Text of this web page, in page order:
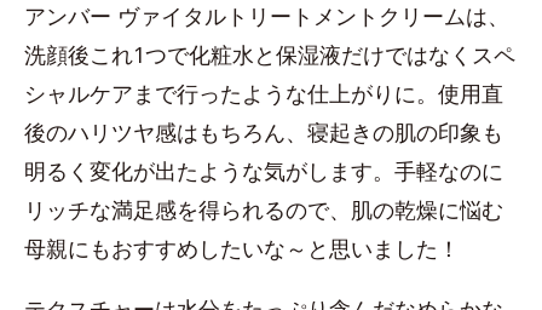
アンバー ヴァイタルトリートメントクリームは、
洗顔後これ1つで化粧水と保湿液だけではなくスペ
シャルケアまで行ったような仕上がりに。使用直
後のハリツヤ感はもちろん、寝起きの肌の印象も
明るく変化が出たような気がします。手軽なのに
リッチな満足感を得られるので、肌の乾燥に悩む
母親にもおすすめしたいな～と思いました！